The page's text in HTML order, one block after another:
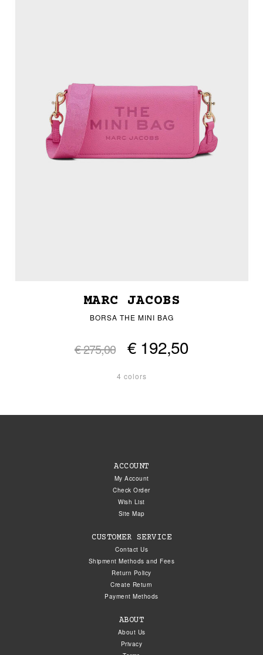
MARC JACOBS
BORSA THE MINI BAG
€ 275,00 € 192,50
4 colors
ACCOUNT
My Account
Check Order
Wish List
Site Map
CUSTOMER SERVICE
Contact Us
Shipment Methods and Fees
Return Policy
Create Return
Payment Methods
ABOUT
About Us
Privacy